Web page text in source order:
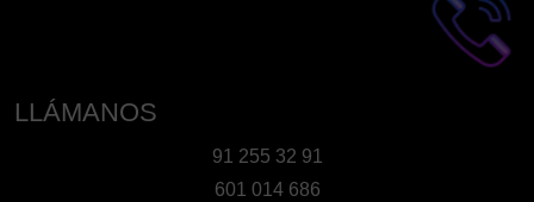
LLÁMANOS
91 255 32 91
601 014 686